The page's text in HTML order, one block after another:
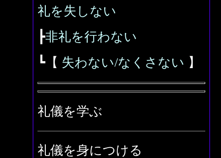
礼を失しない
┣非礼を行わない
┗【 失わない/なくさない 】
礼儀を学ぶ
礼儀を身につける